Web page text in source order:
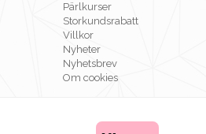
Pärlkurser
Storkundsrabatt
Villkor
Nyheter
Nyhetsbrev
Om cookies